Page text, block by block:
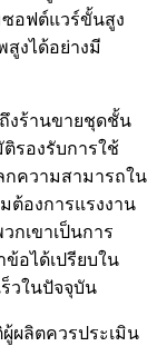
อฟต์แวร์ขั้นสูง
สูงได้อย่างมี
งร้านขายชุดชั้น
รองรับการใช้
ความสามารถใน
ต้องการแรงงาน
กเขาเป็นการ
อได้เปรียบใน
วในปัจจุบัน
ผลิตควรประเมิน